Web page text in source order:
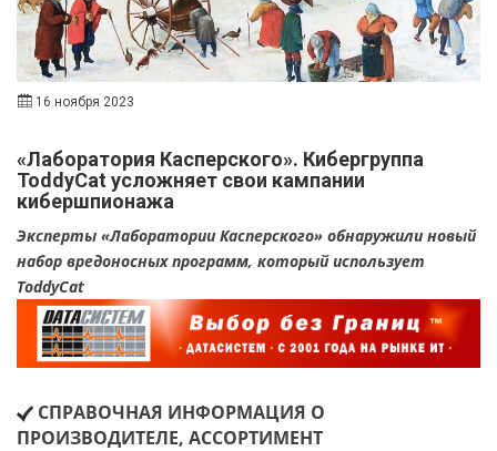
16 ноября 2023
«Лаборатория Касперского». Кибергруппа
ToddyCat усложняет свои кампании
кибершпионажа
Эксперты «Лаборатории Касперского» обнаружили новый
набор вредоносных программ, который использует
ToddyCat
СПРАВОЧНАЯ ИНФОРМАЦИЯ О
ПРОИЗВОДИТЕЛЕ, АССОРТИМЕНТ